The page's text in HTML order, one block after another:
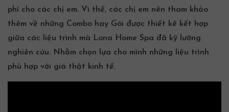
phí cho các chị em. Vì thế, các chị em nên tham khảo
thêm về những Combo hay Gói được thiết kê kết hợp
giữa các liệu trình mà Lona Home Spa đã kỹ lưỡng
nghiên cứu. Nhằm chọn lựa cho mình những liệu trình
phù hợp với giá thật kinh tế.